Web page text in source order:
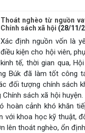
Thoát nghèo từ nguồn
Chính sách xã hội (28/11/
Xác định nguồn vốn là
điều kiện cho hội viên,
tế, thời gian qua,
Búk đã làm tốt công
đối tượng chính sách
Chính sách xã hội
hoàn cảnh khó khăn
với khoa học kỹ thuật,
lên thoát nghèo, ổn